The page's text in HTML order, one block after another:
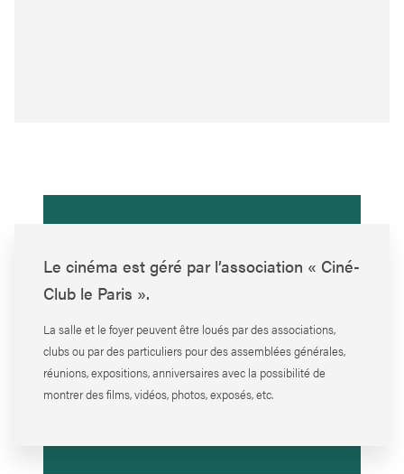
Le cinéma est géré par l’association « Ciné-
Club le Paris ».
La salle et le foyer peuvent être loués par des associations,
clubs ou par des particuliers pour des assemblées générales,
réunions, expositions, anniversaires avec la possibilité de
montrer des films, vidéos, photos, exposés, etc.